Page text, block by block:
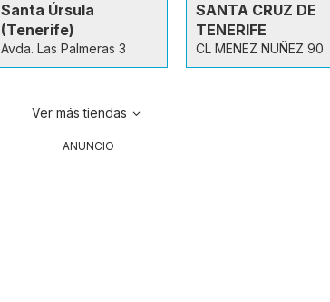
Santa Úrsula
(Tenerife)
Avda. Las Palmeras 3
SANTA CRUZ DE
TENERIFE
CL MENEZ NUÑEZ 90
Ver más tiendas
ANUNCIO